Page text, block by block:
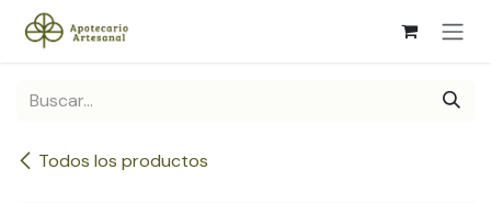
Ir al contenido
Todos los productos